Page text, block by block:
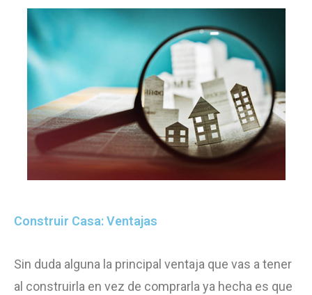
Construir Casa: Ventajas
Sin duda alguna la principal ventaja que vas a tener
al construirla en vez de comprarla ya hecha es que